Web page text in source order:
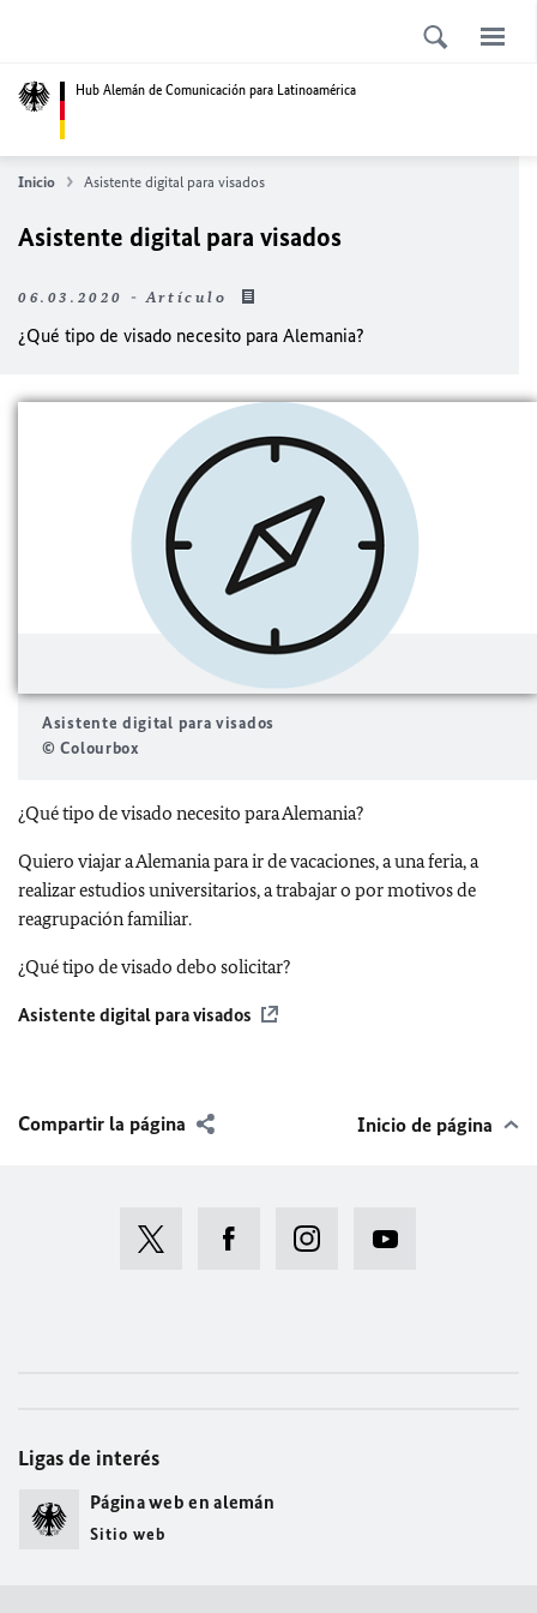
Hub Alemán de Comunicación para Latinoamérica
Inicio Asistente digital para visados
Asistente digital para visados
06.03.2020 - Artículo
¿Qué tipo de visado necesito para Alemania?
Asistente digital para visados
© Colourbox
¿Qué tipo de visado necesito para Alemania?
Quiero viajar a Alemania para ir de vacaciones, a una feria, a
realizar estudios universitarios, a trabajar o por motivos de
reagrupación familiar.
¿Qué tipo de visado debo solicitar?
Asistente digital para visados
Compartir la página Inicio de página
Ligas de interés
Página web en alemán
Sitio web